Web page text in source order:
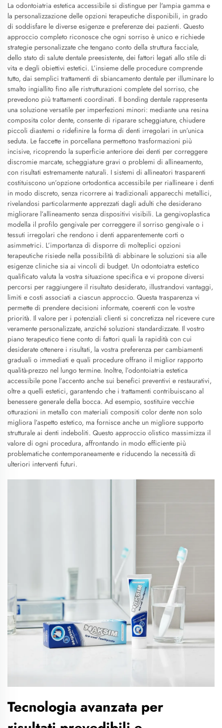
La odontoiatria estetica accessibile si distingue per l'ampia gamma e
la personalizzazione delle opzioni terapeutiche disponibili, in grado
di soddisfare le diverse esigenze e preferenze dei pazienti. Questo
approccio completo riconosce che ogni sorriso è unico e richiede
strategie personalizzate che tengano conto della struttura facciale,
dello stato di salute dentale preesistente, dei fattori legati allo stile di
vita e degli obiettivi estetici. L’insieme delle procedure comprende
tutto, dai semplici trattamenti di sbiancamento dentale per illuminare lo
smalto ingiallito fino alle ristrutturazioni complete del sorriso, che
prevedono più trattamenti coordinati. Il bonding dentale rappresenta
una soluzione versatile per imperfezioni minori: mediante una resina
composita color dente, consente di riparare scheggiature, chiudere
piccoli diastemi o ridefinire la forma di denti irregolari in un’unica
seduta. Le faccette in porcellana permettono trasformazioni più
incisive, ricoprendo la superficie anteriore dei denti per correggere
discromie marcate, scheggiature gravi o problemi di allineamento,
con risultati estremamente naturali. I sistemi di allineatori trasparenti
costituiscono un’opzione ortodontica accessibile per riallineare i denti
in modo discreto, senza ricorrere ai tradizionali apparecchi metallici,
rivelandosi particolarmente apprezzati dagli adulti che desiderano
migliorare l’allineamento senza dispositivi visibili. La gengivoplastica
modella il profilo gengivale per correggere il sorriso gengivale o i
tessuti irregolari che rendono i denti apparentemente corti o
asimmetrici. L’importanza di disporre di molteplici opzioni
terapeutiche risiede nella possibilità di abbinare le soluzioni sia alle
esigenze cliniche sia ai vincoli di budget. Un odontoiatra estetico
qualificato valuta la vostra situazione specifica e vi propone diversi
percorsi per raggiungere il risultato desiderato, illustrandovi vantaggi,
limiti e costi associati a ciascun approccio. Questa trasparenza vi
permette di prendere decisioni informate, coerenti con le vostre
priorità. Il valore per i potenziali clienti si concretizza nel ricevere cure
veramente personalizzate, anziché soluzioni standardizzate. Il vostro
piano terapeutico tiene conto di fattori quali la rapidità con cui
desiderate ottenere i risultati, la vostra preferenza per cambiamenti
graduali o immediati e quali procedure offrano il miglior rapporto
qualità-prezzo nel lungo termine. Inoltre, l’odontoiatria estetica
accessibile pone l’accento anche sui benefici preventivi e restaurativi,
oltre a quelli estetici, garantendo che i trattamenti contribuiscano al
benessere generale della bocca. Ad esempio, sostituire vecchie
otturazioni in metallo con materiali compositi color dente non solo
migliora l’aspetto estetico, ma fornisce anche un migliore supporto
strutturale ai denti indeboliti. Questo approccio olistico massimizza il
valore di ogni procedura, affrontando in modo efficiente più
problematiche contemporaneamente e riducendo la necessità di
ulteriori interventi futuri.
Tecnologia avanzata per